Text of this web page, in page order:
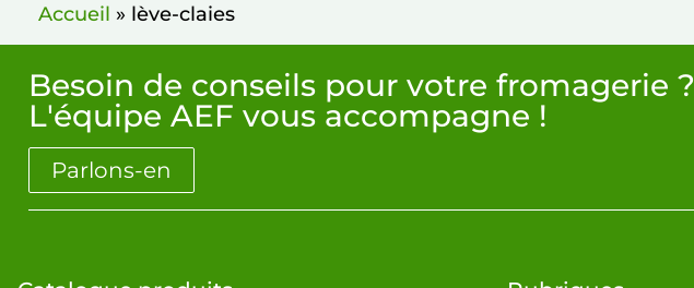
Accueil » lève-claies
Besoin de conseils pour votre fromagerie ?
L'équipe AEF vous accompagne !
Parlons-en